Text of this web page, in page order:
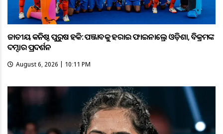
ଜାତୀୟ କନିଷ୍ଠ ପୁରୁଷ ହକି: ପଞ୍ଜାବକୁ ହରାଇ ଫାଇନାଲ୍ରେ ଓଡ଼ିଶା, ବିକ୍ରମଙ୍କ
ଦମ୍ଦାର ପ୍ରଦର୍ଶନ
August 6, 2026 | 10:11 PM